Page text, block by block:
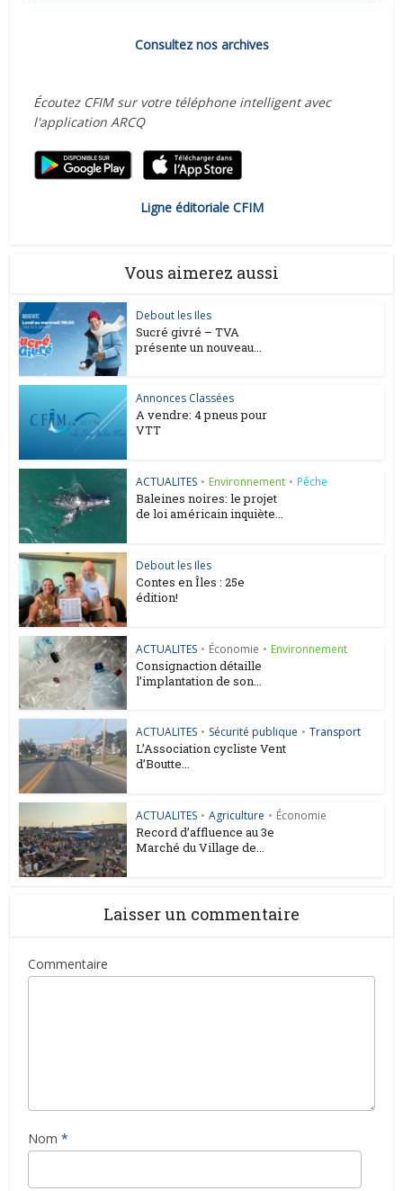
Consultez nos archives
Écoutez CFIM sur votre téléphone intelligent avec
l'application ARCQ
Ligne éditoriale CFIM
Vous aimerez aussi
Debout les Iles
Sucré givré – TVA
présente un nouveau...
Annonces Classées
A vendre: 4 pneus pour
VTT
ACTUALITES • Environnement • Pêche
Baleines noires: le projet
de loi américain inquiète...
Debout les Iles
Contes en Îles : 25e
édition!
ACTUALITES • Économie • Environnement
Consignaction détaille
l’implantation de son...
ACTUALITES • Sécurité publique • Transport
L’Association cycliste Vent
d’Boutte...
ACTUALITES • Agriculture • Économie
Record d’affluence au 3e
Marché du Village de...
Laisser un commentaire
Commentaire
Nom *